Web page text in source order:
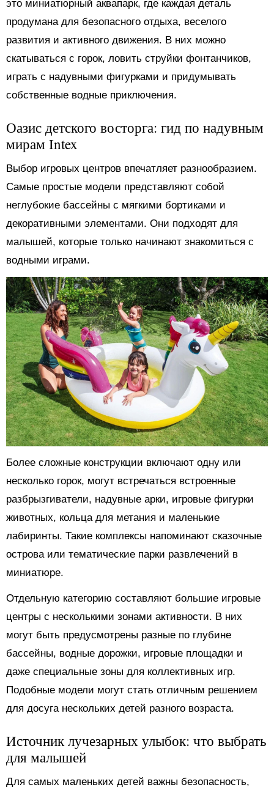
это миниатюрный аквапарк, где каждая деталь
продумана для безопасного отдыха, веселого
развития и активного движения. В них можно
скатываться с горок, ловить струйки фонтанчиков,
играть с надувными фигурками и придумывать
собственные водные приключения.
Оазис детского восторга: гид по надувным
мирам Intex
Выбор игровых центров впечатляет разнообразием.
Самые простые модели представляют собой
неглубокие бассейны с мягкими бортиками и
декоративными элементами. Они подходят для
малышей, которые только начинают знакомиться с
водными играми.
Более сложные конструкции включают одну или
несколько горок, могут встречаться встроенные
разбрызгиватели, надувные арки, игровые фигурки
животных, кольца для метания и маленькие
лабиринты. Такие комплексы напоминают сказочные
острова или тематические парки развлечений в
миниатюре.
Отдельную категорию составляют большие игровые
центры с несколькими зонами активности. В них
могут быть предусмотрены разные по глубине
бассейны, водные дорожки, игровые площадки и
даже специальные зоны для коллективных игр.
Подобные модели могут стать отличным решением
для досуга нескольких детей разного возраста.
Источник лучезарных улыбок: что выбрать
для малышей
Для самых маленьких детей важны безопасность,